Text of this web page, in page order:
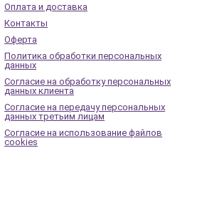
Оплата и доставка
Контакты
Оферта
Политика обработки персональных
данных
Согласие на обработку персональных
данных клиента
Согласие на передачу персональных
данных третьим лицам
Согласие на использование файлов
cookies